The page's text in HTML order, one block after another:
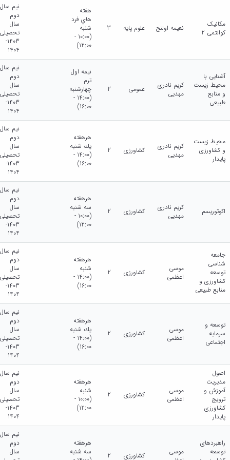
مکانیک
کوانتمی 2
نعیمه اولنج علوم پایه 3
هفته
هاي فرد
شنبه
(10:00 -
12:00)
نیم سال
دوم
سال
تحصیلی
1403-
1404
آشنایی با
محیط زیست
و منابع
طبیعی
کریم نادری
مهدیی
عمومی 2
نيمه اول
ترم
چهارشنبه
(14:00 -
16:00)
نیم سال
دوم
سال
تحصیلی
1403-
1404
محیط زیست
و کشاورزی
پایدار
کریم نادری
مهدیی
کشاورزی 2
هرهفته
يك شنبه
(14:00 -
16:00)
نیم سال
دوم
سال
تحصیلی
1403-
1404
اکوتوریسم
کریم نادری
مهدیی
کشاورزی 2
هرهفته
سه شنبه
(10:00 -
12:00)
نیم سال
دوم
سال
تحصیلی
1403-
1404
جامعه
شناسی
توسعه
کشاورزی و
منابع طبیعی
موسی
اعظمی
کشاورزی 2
هرهفته
شنبه
(14:00 -
16:00)
نیم سال
دوم
سال
تحصیلی
1403-
1404
توسعه و
سرمایه
اجتماعی
موسی
اعظمی
کشاورزی 2
هرهفته
يك شنبه
(14:00 -
16:00)
نیم سال
دوم
سال
تحصیلی
1403-
1404
اصول
مدیریت
آموزش و
ترویج
کشاورزی
پایدار
موسی
اعظمی
کشاورزی 2
هرهفته
شنبه
(10:00 -
12:00)
نیم سال
دوم
سال
تحصیلی
1403-
1404
راهبردهای
توسعه
موسی
کشاورزی 2
هرهفته
سه شنبه
نیم سال
دوم
سال